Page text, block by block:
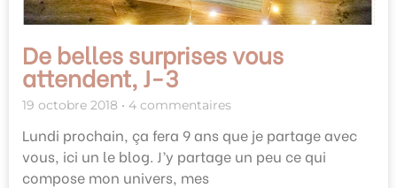
De belles surprises vous
attendent, J-3
19 octobre 2018 4 commentaires
Lundi prochain, ça fera 9 ans que je partage avec
vous, ici un le blog. J’y partage un peu ce qui
compose mon univers, mes